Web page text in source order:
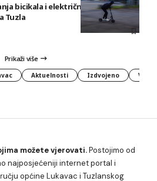
bicikala i električnih romobila u
Tuzla
Prikaži više
Aktuelnosti Izdvojeno
možete vjerovati.Postojimo od
najposjećeniji internet portal i
općine Lukavac i Tuzlanskog